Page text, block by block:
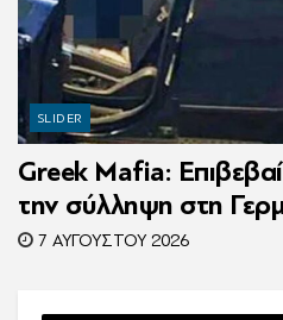
SLIDER
Greek Mafia:
την σύλληψη στη
κατηγορούμενος για
7 ΑΥΓΟΎΣΤΟΥ 2026